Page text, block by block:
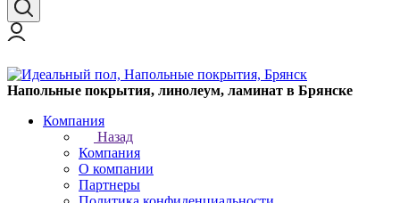
Напольные покрытия, линолеум, ламинат в Брянске
Компания
Назад
Компания
О компании
Партнеры